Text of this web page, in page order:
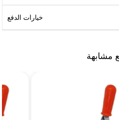
خيارات الدفع
مشابهة